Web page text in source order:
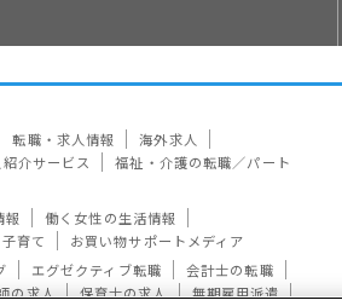
転職・求人情報
海外求人
介サービス
福祉・介護の転職／パート
報
働く女性の生活情報
育て
お買い物サポートメディア
エグゼクティブ転職
会計士の転職
の求人
保育士の求人 無期雇用派遣